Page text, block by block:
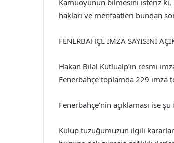
Kamuoyunun bilmesini isteriz ki,
hakları ve menfaatleri bundan
FENERBAHÇE İMZA SAYISINI
Hakan Bilal Kutlualp’in resmi
Fenerbahçe toplamda 229 imza
Fenerbahçe’nin açıklaması ise
Kulüp tüzüğümüzün ilgili